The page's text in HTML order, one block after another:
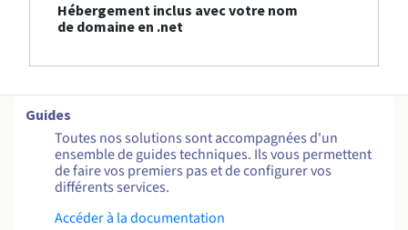
Hébergement inclus avec votre nom
de domaine en .net
Guides
Toutes nos solutions sont accompagnées d'un
ensemble de guides techniques. Ils vous permettent
de faire vos premiers pas et de configurer vos
différents services.
Accéder à la documentation